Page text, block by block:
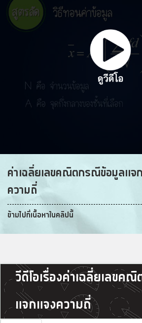
ค่าเฉลี่ยเลขคณิตกรณีข้อมูลแจ
ความถี่
ข้ามไปที่เนื้อหาในคลิปนี้
วีดีโอเรื่องค่าเฉลี่ยเลข
แจกแจงความถี่